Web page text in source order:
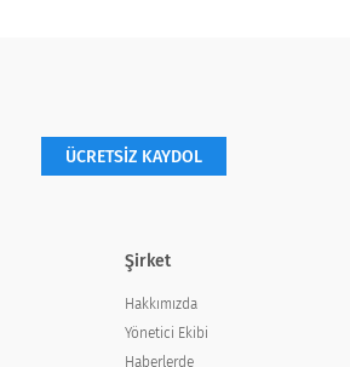
ÜCRETSİZ KAYDOL
Şirket
Hakkımızda
Yönetici Ekibi
Haberlerde